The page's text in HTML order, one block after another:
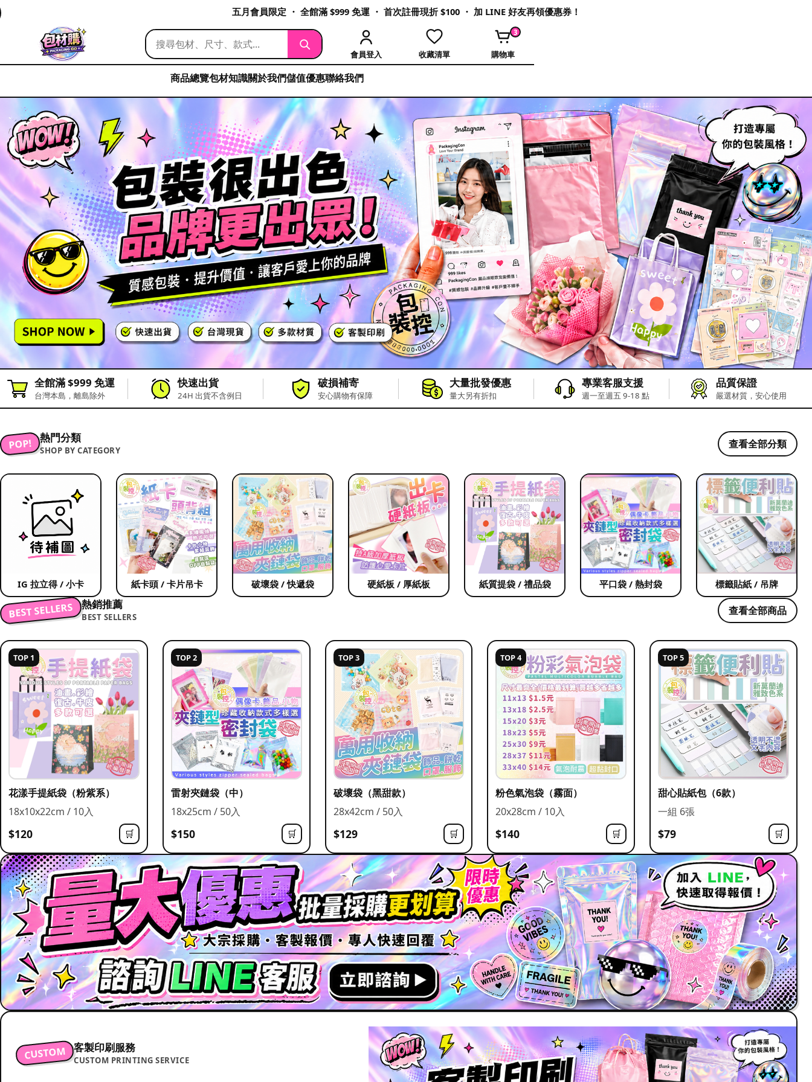
五月會員限定 ・ 全館滿 $999 免運 ・ 首次註冊現折 $100 ・ 加 LINE 好友再領優惠券！
會員登入 收藏清單
3
購物車
商品總覽包材知識關於我們儲值優惠聯絡我們
全館滿 $999 免運
台灣本島，離島除外
快速出貨
24H 出貨不含例日
破損補寄
安心購物有保障
大量批發優惠
量大另有折扣
專業客服支援
週一至週五 9-18 點
品質保證
嚴選材質，安心使用
POP! 熱門分類
SHOP BY CATEGORY
查看全部分類
IG 拉立得 / 小卡 紙卡頭 / 卡片吊卡 破壞袋 / 快遞袋 硬紙板 / 厚紙板 紙質提袋 / 禮品袋 平口袋 / 熱封袋 標籤貼紙 / 吊牌
BEST SELLERS 熱銷推薦
BEST SELLERS
查看全部商品
TOP 1
花漾手提紙袋（粉紫系）
18x10x22cm / 10入
$120 🛒
TOP 2
雷射夾鏈袋（中）
18x25cm / 50入
$150 🛒
TOP 3
破壞袋（黑甜款）
28x42cm / 50入
$129 🛒
TOP 4
粉色氣泡袋（霧面）
20x28cm / 10入
$140 🛒
TOP 5
甜心貼紙包（6款）
一組 6張
$79 🛒
CUSTOM 客製印刷服務
CUSTOM PRINTING SERVICE